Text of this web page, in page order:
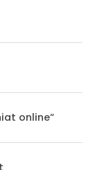
online“